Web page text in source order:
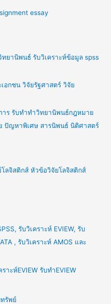
essay
ยานิพนธ์ รับวิเคราะห์ข้อมูล spss
อกชน วิจัยรัฐศาสตร์ วิจัย
ร รับทำทำวิทยานิพนธ์กฎหมาย
ปัญหาพิเศษ สารนิพนธ์ นิติศาสตร์
ลจิสติกส์ หัวข้อวิจัยโลจิสติกส์
รับวิเคราะห์ EVIEW, รับ
, รับวิเคราะห์ AMOS และ
าะห์EVIEW รับทำEVIEW
รัพย์